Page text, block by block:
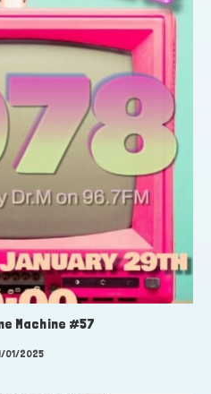
Machine #57
01/2025